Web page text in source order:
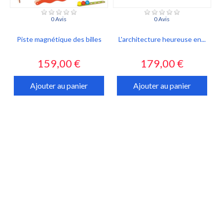
0 Avis
Piste magnétique des billes
Prix
159,00 €
Ajouter au panier
0 Avis
L'architecture heureuse en...
Prix
179,00 €
Ajouter au panier